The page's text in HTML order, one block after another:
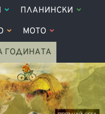
ПЛАНИНСКИ
МОТО
ГОДИНАТА